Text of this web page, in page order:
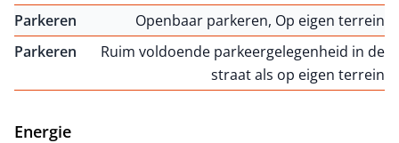
Parkeren
Openbaar parkeren, Op eigen terrein
Parkeren
Ruim voldoende parkeergelegenheid in de
straat als op eigen terrein
Energie